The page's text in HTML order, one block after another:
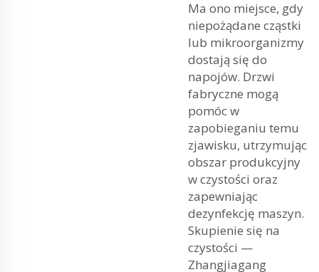
Ma ono miejsce, gdy
niepożądane cząstki
lub mikroorganizmy
dostają się do
napojów. Drzwi
fabryczne mogą
pomóc w
zapobieganiu temu
zjawisku, utrzymując
obszar produkcyjny
w czystości oraz
zapewniając
dezynfekcję maszyn.
Skupienie się na
czystości —
Zhangjiagang